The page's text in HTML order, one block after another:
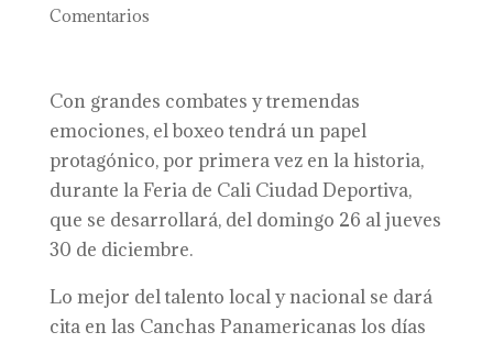
Comentarios
Con grandes combates y tremendas
emociones, el boxeo tendrá un papel
protagónico, por primera vez en la historia,
durante la Feria de Cali Ciudad Deportiva,
que se desarrollará, del domingo 26 al jueves
30 de diciembre.
Lo mejor del talento local y nacional se dará
cita en las Canchas Panamericanas los días